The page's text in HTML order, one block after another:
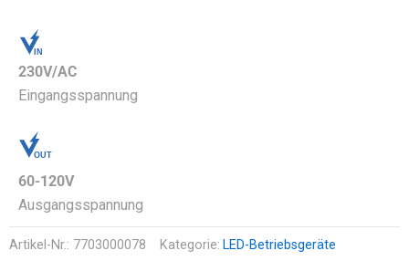
IN
230V/AC
Eingangsspannung
OUT
60-120V
Ausgangsspannung
Artikel-Nr.: 7703000078 Kategorie: LED-Betriebsgeräte